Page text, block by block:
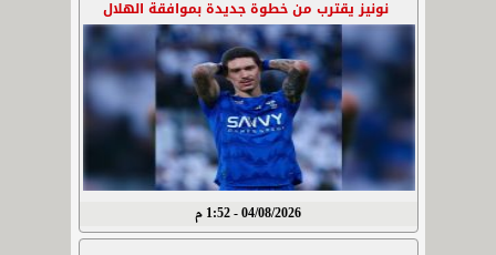
نونيز يقترب من خطوة جديدة بموافقة الهلال
04/08/2026 - 1:52 م